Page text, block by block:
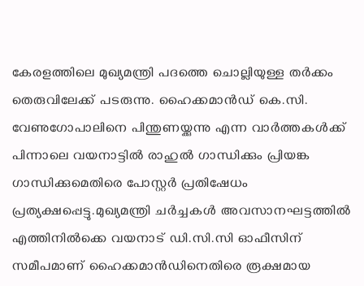
കേരളത്തിലെ മുഖ്യമന്ത്രി പദത്തെ ചൊല്ലിയുള്ള തർക്കം
തെരുവിലേക്ക് പടരുന്നു. ഹൈക്കമാൻഡ് കെ.സി.
വേണുഗോപാലിനെ പിന്തുണയ്ക്കുന്നു എന്ന വാർത്തകൾക്ക്
പിന്നാലെ വയനാട്ടിൽ രാഹുൽ ഗാന്ധിക്കും പ്രിയങ്ക
ഗാന്ധിക്കുമെതിരെ പോസ്റ്റർ പ്രതിഷേധം
പ്രത്യക്ഷപ്പെട്ടു.മുഖ്യമന്ത്രി ചർച്ചകൾ അവസാനഘട്ടത്തിൽ
എത്തിനിൽക്കെ വയനാട് ഡി.സി.സി ഓഫീസിന്
സമീപമാണ് ഹൈക്കമാൻഡിനെതിരെ രൂക്ഷമായ